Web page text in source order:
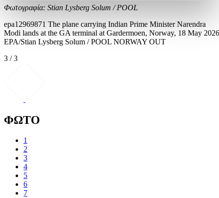
Φωτογραφία: Stian Lysberg Solum / POOL
epa12969871 The plane carrying Indian Prime Minister Narendra
Modi lands at the GA terminal at Gardermoen, Norway, 18 May
EPA/Stian Lysberg Solum / POOL NORWAY OUT
3 / 3
ΦΩΤΟ
1
2
3
4
5
6
7